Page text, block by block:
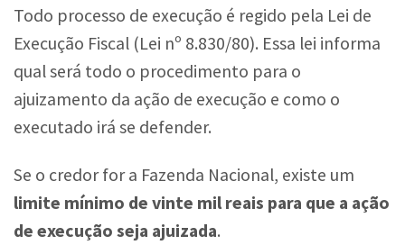
Todo processo de execução é regido pela Lei de
Execução Fiscal (Lei nº 8.830/80). Essa lei informa
qual será todo o procedimento para o
ajuizamento da ação de execução e como o
executado irá se defender.
Se o credor for a Fazenda Nacional, existe um
limite mínimo de vinte mil reais para que a ação
de execução seja ajuizada.